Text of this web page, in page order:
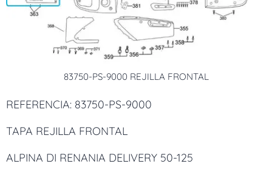
83750-PS-9000 REJILLA FRONTAL
REFERENCIA: 83750-PS-9000
TAPA REJILLA FRONTAL
ALPINA DI RENANIA DELIVERY 50-125